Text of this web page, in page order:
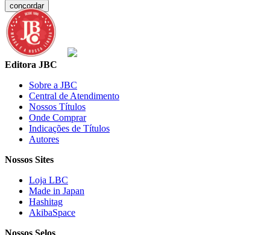
concordar
Editora JBC
Sobre a JBC
Central de Atendimento
Nossos Títulos
Onde Comprar
Indicações de Títulos
Autores
Nossos Sites
Loja LBC
Made in Japan
Hashitag
AkibaSpace